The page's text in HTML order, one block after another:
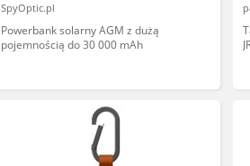
SpyOptic.pl
Powerbank solarny AGM z dużą
pojemnością do 30 000 mAh